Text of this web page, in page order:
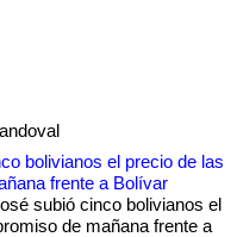
bolivianos el precio de las
frente a Bolívar
subió cinco bolivianos el
de mañana frente a